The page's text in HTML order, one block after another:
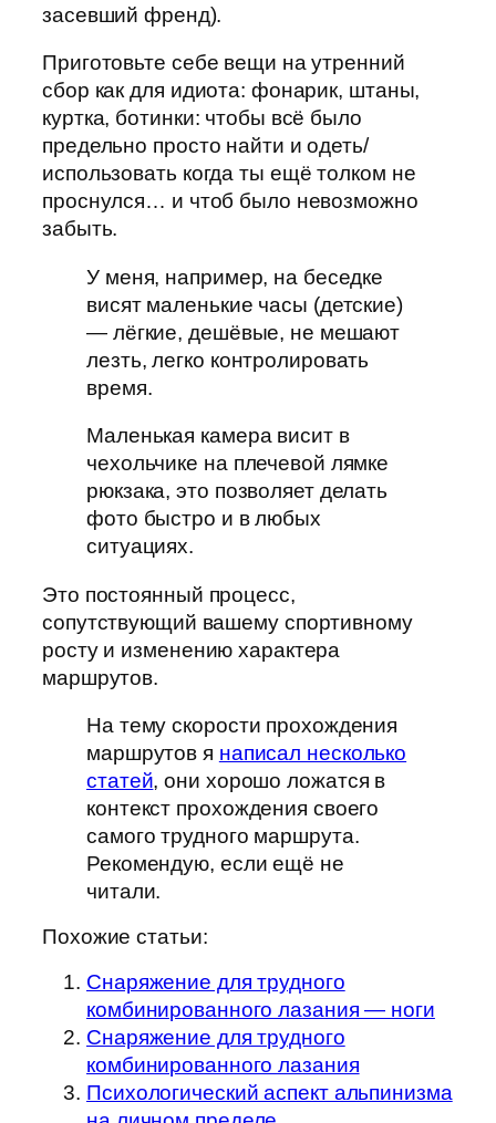
засевший френд).
Приготовьте себе вещи на утренний
сбор как для идиота: фонарик, штаны,
куртка, ботинки: чтобы всё было
предельно просто найти и одеть/
использовать когда ты ещё толком не
проснулся… и чтоб было невозможно
забыть.
У меня, например, на беседке
висят маленькие часы (детские)
— лёгкие, дешёвые, не мешают
лезть, легко контролировать
время.
Маленькая камера висит в
чехольчике на плечевой лямке
рюкзака, это позволяет делать
фото быстро и в любых
ситуациях.
Это постоянный процесс,
сопутствующий вашему спортивному
росту и изменению характера
маршрутов.
На тему скорости прохождения
маршрутов я написал несколько
статей, они хорошо ложатся в
контекст прохождения своего
самого трудного маршрута.
Рекомендую, если ещё не
читали.
Похожие статьи:
Снаряжение для трудного
комбинированного лазания — ноги
Cнаряжение для трудного
комбинированного лазания
Психологический аспект альпинизма